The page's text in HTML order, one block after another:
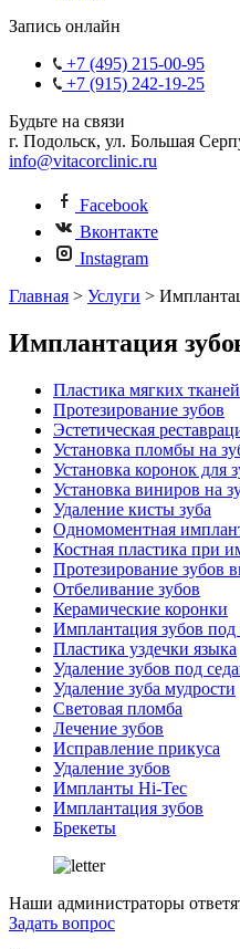
Запись онлайн
+7 (495) 215-00-95
+7 (915) 242-19-25
Будьте на связи
г. Подольск, ул. Большая
info@vitacorclinic.ru
Facebook
Вконтакте
Instagram
Главная > Услуги >
Имплантация
Пластика мягких тканей
Протезирование зубов
Эстетическая
Установка пломбы на
Установка коронок для
Установка виниров на
Удаление кисты зуба
Одномоментная
Костная пластика при
Протезирование зубов
Отбеливание зубов
Керамические коронки
Имплантация зубов
Пластика уздечки языка
Удаление зубов под
Удаление зуба мудрости
Световая пломба
Лечение зубов
Исправление прикуса
Удаление зубов
Импланты Hi-Tec
Имплантация зубов
Брекеты
Наши администраторы
Задать вопрос